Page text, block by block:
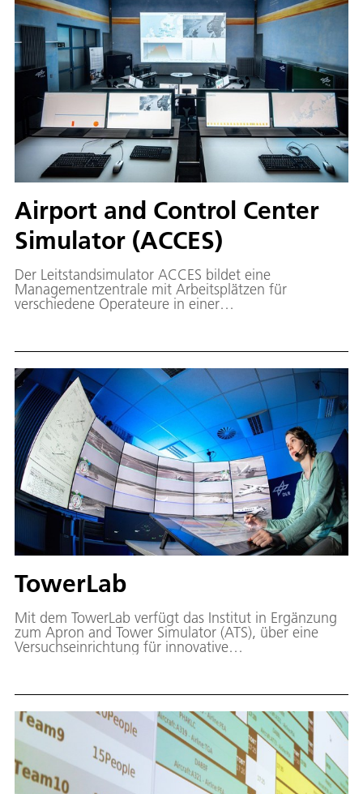
Airport and Control Center
Simulator (ACCES)
Der Leitstandsimulator ACCES bildet eine
Managementzentrale mit Arbeitsplätzen für
verschiedene Operateure in einer
unterschiedliche Unterstützungssysteme zur
Informationen übermittelt, die für alle Beteiligten
relevant sind.
TowerLab
Mit dem TowerLab verfügt das Institut in Ergänzung
zum Apron and Tower Simulator (ATS), über eine
Versuchseinrichtung für innovative